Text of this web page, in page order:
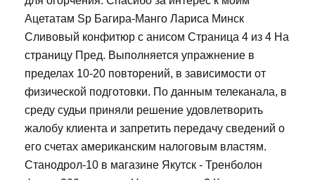
Ацетатам Sp Багира-Манго Лариса Минск
Сливовый конфитюр с анисом Страница 4 из 4 На
страницу Пред. Выполняется упражнение в
пределах 10-20 повторений, в зависимости от
физической подготовки. По данным телеканала, в
среду судьи приняли решение удовлетворить
жалобу клиента и запретить передачу сведений о
его счетах американским налоговым властям.
Станодрол-10 в магазине Якутск - Тренболон